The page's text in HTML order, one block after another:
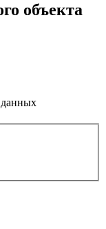
объекта
данных